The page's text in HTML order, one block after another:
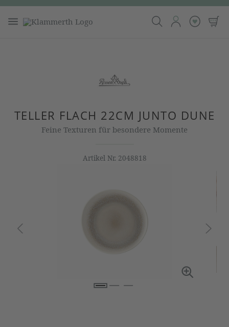
TELLER FLACH 22CM JUNTO DUNE
Feine Texturen für besondere Momente
Artikel Nr. 2048818